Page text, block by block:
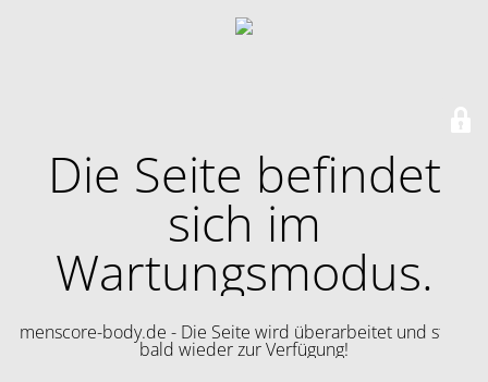
Die Seite befindet
sich im
Wartungsmodus.
menscore-body.de - Die Seite wird überarbeitet und steht
bald wieder zur Verfügung!